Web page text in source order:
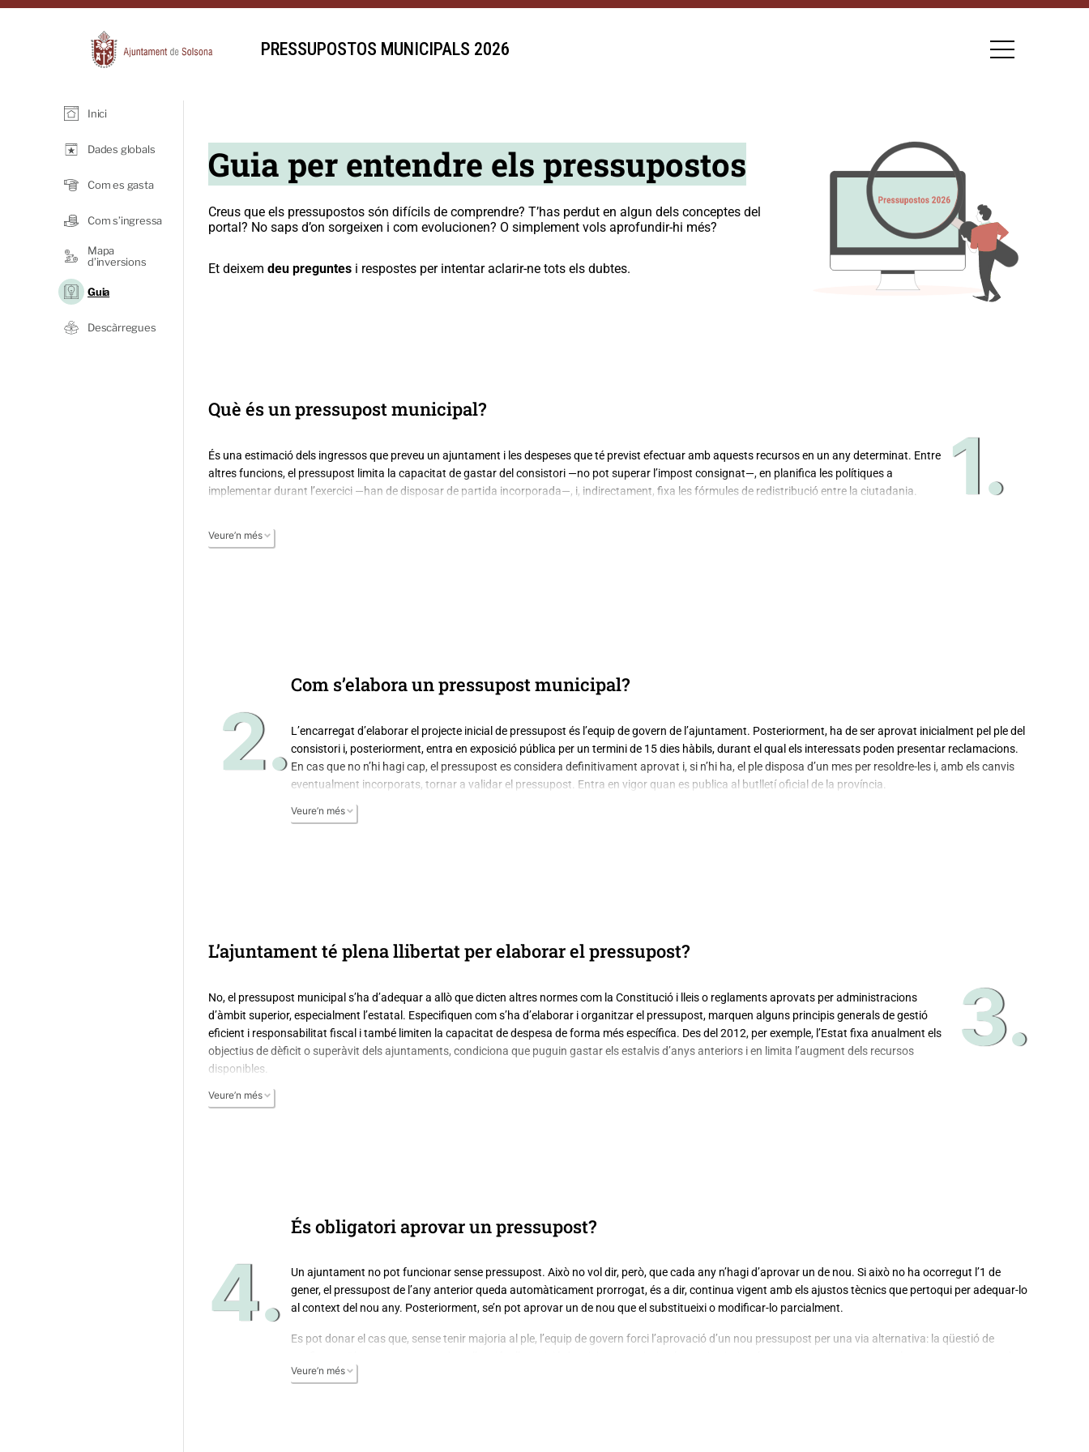
PRESSUPOSTOS MUNICIPALS 2026
Inici
Dades globals
Com es gasta
Com s’ingressa
Mapa
d’inversions
Guia
Descàrregues
Guia per entendre els pressupostos
Creus que els pressupostos són difícils de comprendre? T’has perdut en algun dels conceptes del
portal? No saps d’on sorgeixen i com evolucionen? O simplement vols aprofundir-hi més?
Et deixem deu preguntes i respostes per intentar aclarir-ne tots els dubtes.
Què és un pressupost municipal?
És una estimació dels ingressos que preveu un ajuntament i les despeses que té previst efectuar amb aquests recursos en un any determinat. Entre
altres funcions, el pressupost limita la capacitat de gastar del consistori —no pot superar l’impost consignat—, en planifica les polítiques a
implementar durant l’exercici —han de disposar de partida incorporada—, i, indirectament, fixa les fórmules de redistribució entre la ciutadania.
Veure’n més
1.
2.
Com s’elabora un pressupost municipal?
L’encarregat d’elaborar el projecte inicial de pressupost és l’equip de govern de l’ajuntament. Posteriorment, ha de ser aprovat inicialment pel ple del
consistori i, posteriorment, entra en exposició pública per un termini de 15 dies hàbils, durant el qual els interessats poden presentar reclamacions.
En cas que no n’hi hagi cap, el pressupost es considera definitivament aprovat i, si n’hi ha, el ple disposa d’un mes per resoldre-les i, amb els canvis
eventualment incorporats, tornar a validar el pressupost. Entra en vigor quan es publica al butlletí oficial de la província.
Veure’n més
L’ajuntament té plena llibertat per elaborar el pressupost?
No, el pressupost municipal s’ha d’adequar a allò que dicten altres normes com la Constitució i lleis o reglaments aprovats per administracions
d’àmbit superior, especialment l’estatal. Especifiquen com s’ha d’elaborar i organitzar el pressupost, marquen alguns principis generals de gestió
eficient i responsabilitat fiscal i també limiten la capacitat de despesa de forma més específica. Des del 2012, per exemple, l’Estat fixa anualment els
objectius de dèficit o superàvit dels ajuntaments, condiciona que puguin gastar els estalvis d’anys anteriors i en limita l’augment dels recursos
disponibles.
Veure’n més
3.
4.
És obligatori aprovar un pressupost?
Un ajuntament no pot funcionar sense pressupost. Això no vol dir, però, que cada any n’hagi d’aprovar un de nou. Si això no ha ocorregut l’1 de
gener, el pressupost de l’any anterior queda automàticament prorrogat, és a dir, continua vigent amb els ajustos tècnics que pertoqui per adequar-lo
al context del nou any. Posteriorment, se’n pot aprovar un de nou que el substitueixi o modificar-lo parcialment.
Es pot donar el cas que, sense tenir majoria al ple, l’equip de govern forci l’aprovació d’un nou pressupost per una via alternativa: la qüestió de
aprovat. Això, però, no es pot fer més de dos cops en un mandat i mai l’últim any abans d’eleccions.
Veure’n més